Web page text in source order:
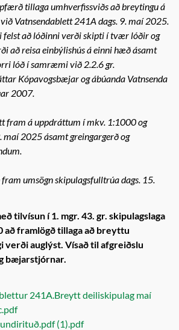
tillaga umhverfissviðs að breytingu á
Vatnsendablett 241A dags. 9. maí 2025.
felst að lóðinni verði skipti í tvær lóðir og
að reisa einbýlishús á einni hæð ásamt
lóð í samræmi við 2.2.6 gr.
Kópavogsbæjar og ábúanda Vatnsenda
2007.
fram á uppdráttum í mkv. 1:1000 og
maí 2025 ásamt greingargerð og
fram umsögn skipulagsfulltrúa dags. 15.
tilvísun í 1. mgr. 43. gr. skipulagslaga
að framlögð tillaga að breyttu
verði auglýst. Vísað til afgreiðslu
bæjarstjórnar.
241A.Breytt deiliskipulag maí
(1).pdf